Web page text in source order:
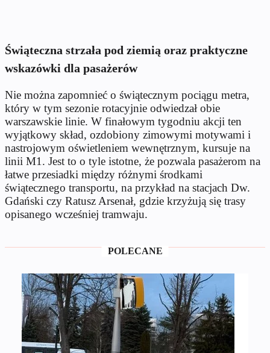
Świąteczna strzała pod ziemią oraz praktyczne
wskazówki dla pasażerów
Nie można zapomnieć o świątecznym pociągu metra,
który w tym sezonie rotacyjnie odwiedzał obie
warszawskie linie. W finałowym tygodniu akcji ten
wyjątkowy skład, ozdobiony zimowymi motywami i
nastrojowym oświetleniem wewnętrznym, kursuje na
linii M1. Jest to o tyle istotne, że pozwala pasażerom na
łatwe przesiadki między różnymi środkami
świątecznego transportu, na przykład na stacjach Dw.
Gdański czy Ratusz Arsenał, gdzie krzyżują się trasy
opisanego wcześniej tramwaju.
POLECANE